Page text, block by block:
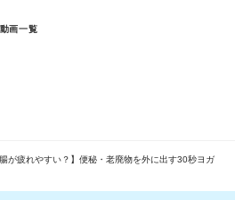
画一覧
腸が疲れやすい？】便秘・老廃物を外に出す30秒ヨガ